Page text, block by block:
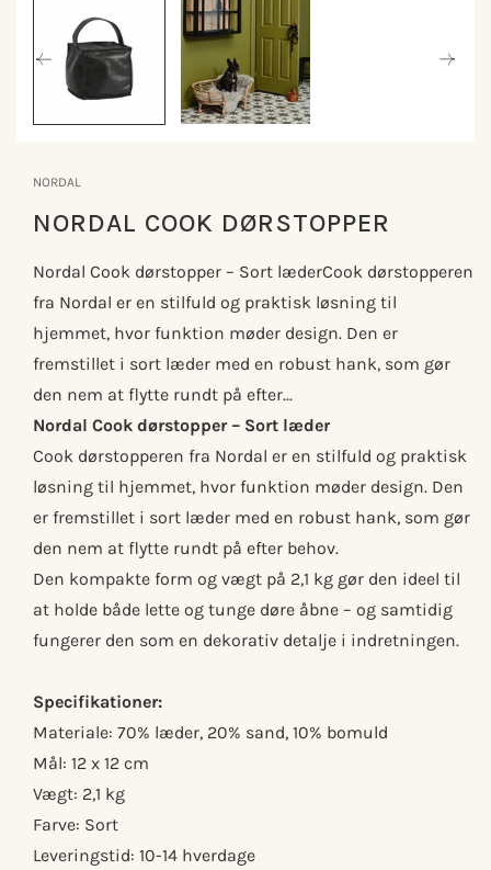
modus
NORDAL
NORDAL COOK DØRSTOPPER
Nordal Cook dørstopper – Sort læderCook dørstopperen
fra Nordal er en stilfuld og praktisk løsning til
hjemmet, hvor funktion møder design. Den er
fremstillet i sort læder med en robust hank, som gør
den nem at flytte rundt på efter...
Nordal Cook dørstopper – Sort læder
Cook dørstopperen fra Nordal er en stilfuld og praktisk
løsning til hjemmet, hvor funktion møder design. Den
er fremstillet i sort læder med en robust hank, som gør
den nem at flytte rundt på efter behov.
Den kompakte form og vægt på 2,1 kg gør den ideel til
at holde både lette og tunge døre åbne – og samtidig
fungerer den som en dekorativ detalje i indretningen.
Specifikationer:
Materiale: 70% læder, 20% sand, 10% bomuld
Mål: 12 x 12 cm
Vægt: 2,1 kg
Farve: Sort
Leveringstid: 10-14 hverdage